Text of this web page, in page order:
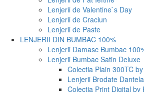
Lenjerii de Valentine`s Day
Lenjerii de Craciun
Lenjerii de Paste
LENJERII DIN BUMBAC 100%
Lenjerii Damasc Bumbac
Lenjerii Bumbac Satin Deluxe
Colectia Plain 300TC
Lenjerii Brodate
Colectia Print Digital by